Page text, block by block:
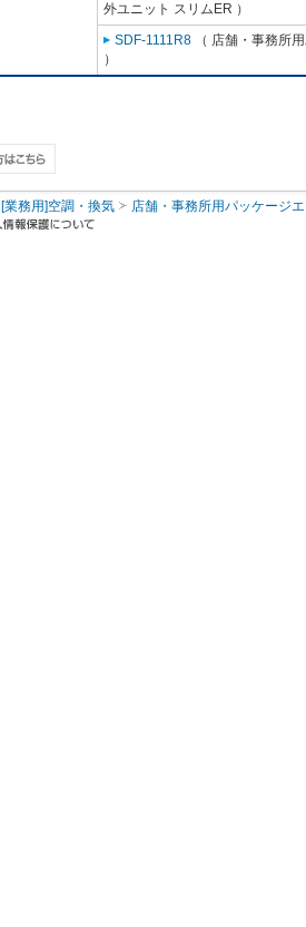
外ユニット スリムER ）
SDF-1111R8 （ 店舗・事務所
）
[業務用]空調・換気 店舗・事務所用パッケージ